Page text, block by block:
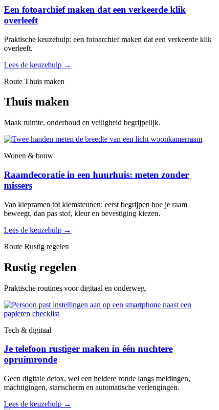
Een fotoarchief maken dat een verkeerde klik
overleeft
Praktische keuzehulp: een fotoarchief maken dat een verkeerde klik
overleeft.
Lees de keuzehulp →
Route Thuis maken
Thuis maken
Maak ruimte, onderhoud en veiligheid begrijpelijk.
Wonen & bouw
Raamdecoratie in een huurhuis: meten zonder
missers
Van kiepramen tot klemsteunen: eerst begrijpen hoe je raam
beweegt, dan pas stof, kleur en bevestiging kiezen.
Lees de keuzehulp →
Route Rustig regelen
Rustig regelen
Praktische routines voor digitaal en onderweg.
Tech & digitaal
Je telefoon rustiger maken in één nuchtere
opruimronde
Geen digitale detox, wel een heldere ronde langs meldingen,
machtigingen, startscherm en automatische verlengingen.
Lees de keuzehulp →